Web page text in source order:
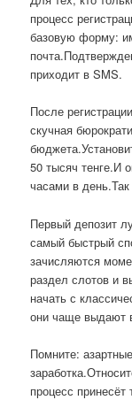
процесс
базовую форму:
приходит в SMS.
После
скучная
50 тысяч тенге.И
часами в
Первый депозит
самый быстрый
зачисляются
раздел слотов и
начать с
они чаще выдают
Помните:
процесс принесёт